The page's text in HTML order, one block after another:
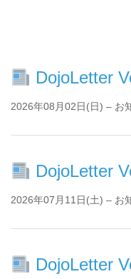
DojoLetter
2026年08月02日(日) – お
DojoLetter
2026年07月11日(土) – お
DojoLetter